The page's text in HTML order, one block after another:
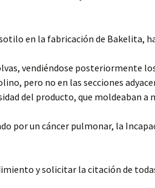
en la fabricación de Bakelita,
vendiéndose posteriormente
pero no en las secciones
del producto, que moldeaban a
por un cáncer pulmonar, la
y solicitar la citación de